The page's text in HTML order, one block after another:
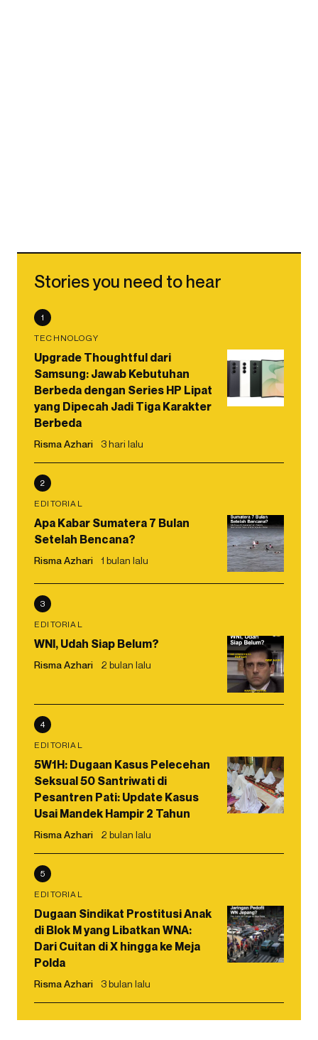
Stories you need to hear
1
TECHNOLOGY
Upgrade Thoughtful dari
Samsung: Jawab Kebutuhan
Berbeda dengan Series HP Lipat
yang Dipecah Jadi Tiga Karakter
Berbeda
Risma Azhari 3 hari lalu
2
EDITORIAL
Apa Kabar Sumatera 7 Bulan
Setelah Bencana?
Risma Azhari 1 bulan lalu
3
EDITORIAL
WNI, Udah Siap Belum?
Risma Azhari 2 bulan lalu
4
EDITORIAL
5W1H: Dugaan Kasus Pelecehan
Seksual 50 Santriwati di
Pesantren Pati: Update Kasus
Usai Mandek Hampir 2 Tahun
Risma Azhari 2 bulan lalu
5
EDITORIAL
Dugaan Sindikat Prostitusi Anak
di Blok M yang Libatkan WNA:
Dari Cuitan di X hingga ke Meja
Polda
Risma Azhari 3 bulan lalu